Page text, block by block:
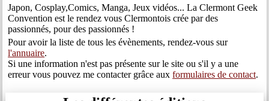
Japon, Cosplay,Comics, Manga, Jeux vidéos... La Clermont Geek
Convention est le rendez vous Clermontois crée par des
passionnés, pour des passionnés !
Pour avoir la liste de tous les évènements, rendez-vous sur
l'annuaire.
Si une information n'est pas présente sur le site ou s'il y a une
erreur vous pouvez me contacter grâce auxformulaires de contact.